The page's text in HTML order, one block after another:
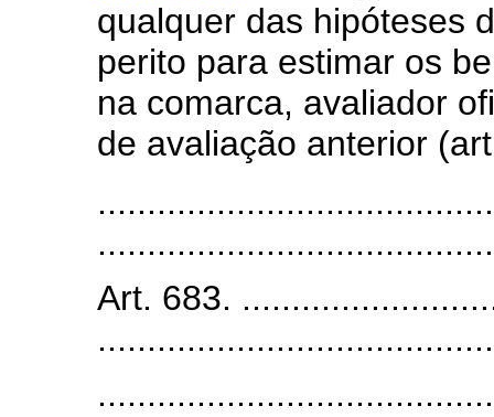
qualquer das hipóteses
perito para estimar os
na comarca, avaliador
de avaliação anterior
Art. 683.
........................................